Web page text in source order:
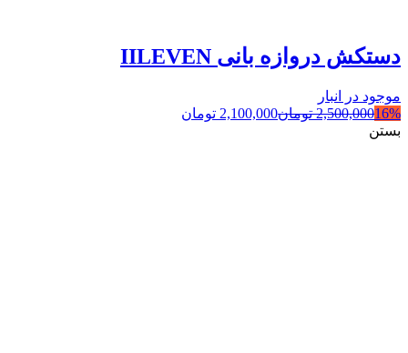
دستکش دروازه بانی IILEVEN
موجود در انبار
16%
2,500,000 تومان2,100,000 تومان
بستن